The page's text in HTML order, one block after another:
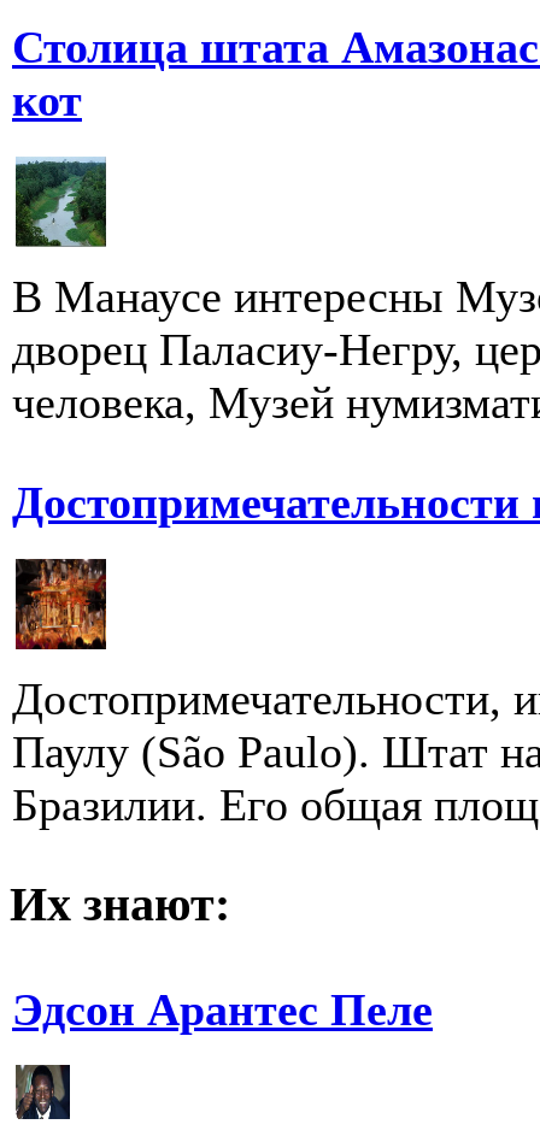
Столица штата
кот
В Манаусе интересны
дворец Паласиу-Негру,
человека, Музей
Достопримечательности,
Паулу (São Paulo). Штат
Бразилии. Его общая
Их знают:
Эдсон Арантес Пеле